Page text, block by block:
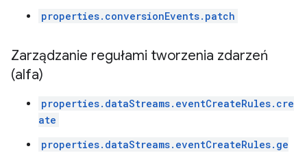
properties.conversionEvents.patch
Zarządzanie regułami tworzenia zdarzeń
(alfa)
properties.dataStreams.eventCreateRules.cre
ate
properties.dataStreams.eventCreateRules.ge